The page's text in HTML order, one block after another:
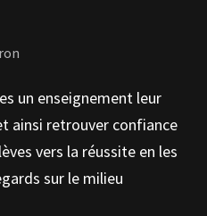
un enseignement leur
ainsi retrouver confiance
vers la réussite en les
sur le milieu